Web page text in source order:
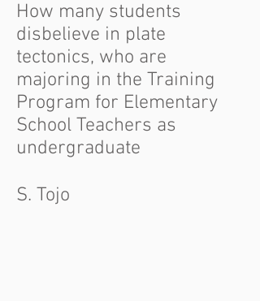
How many students
disbelieve in plate
tectonics, who are
majoring in the Training
Program for Elementary
School Teachers as
undergraduate
S. Tojo